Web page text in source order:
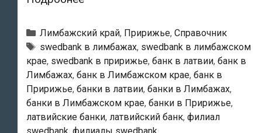
Лимбажский
филиал
Рубрики
Лимбажский край, Пририжье, Справочник
Тэги
swedbank в лимбажах, swedbank в лимбажском
крае, swedbank в пририжье, банк в латвии, банк в
Лимбажах, банк в Лимбажском крае, банк в
Пририжье, банки в латвии, банки в Лимбажах,
банки в Лимбажском крае, банки в Пририжье,
латвийские банки, латвийский банк, филиал